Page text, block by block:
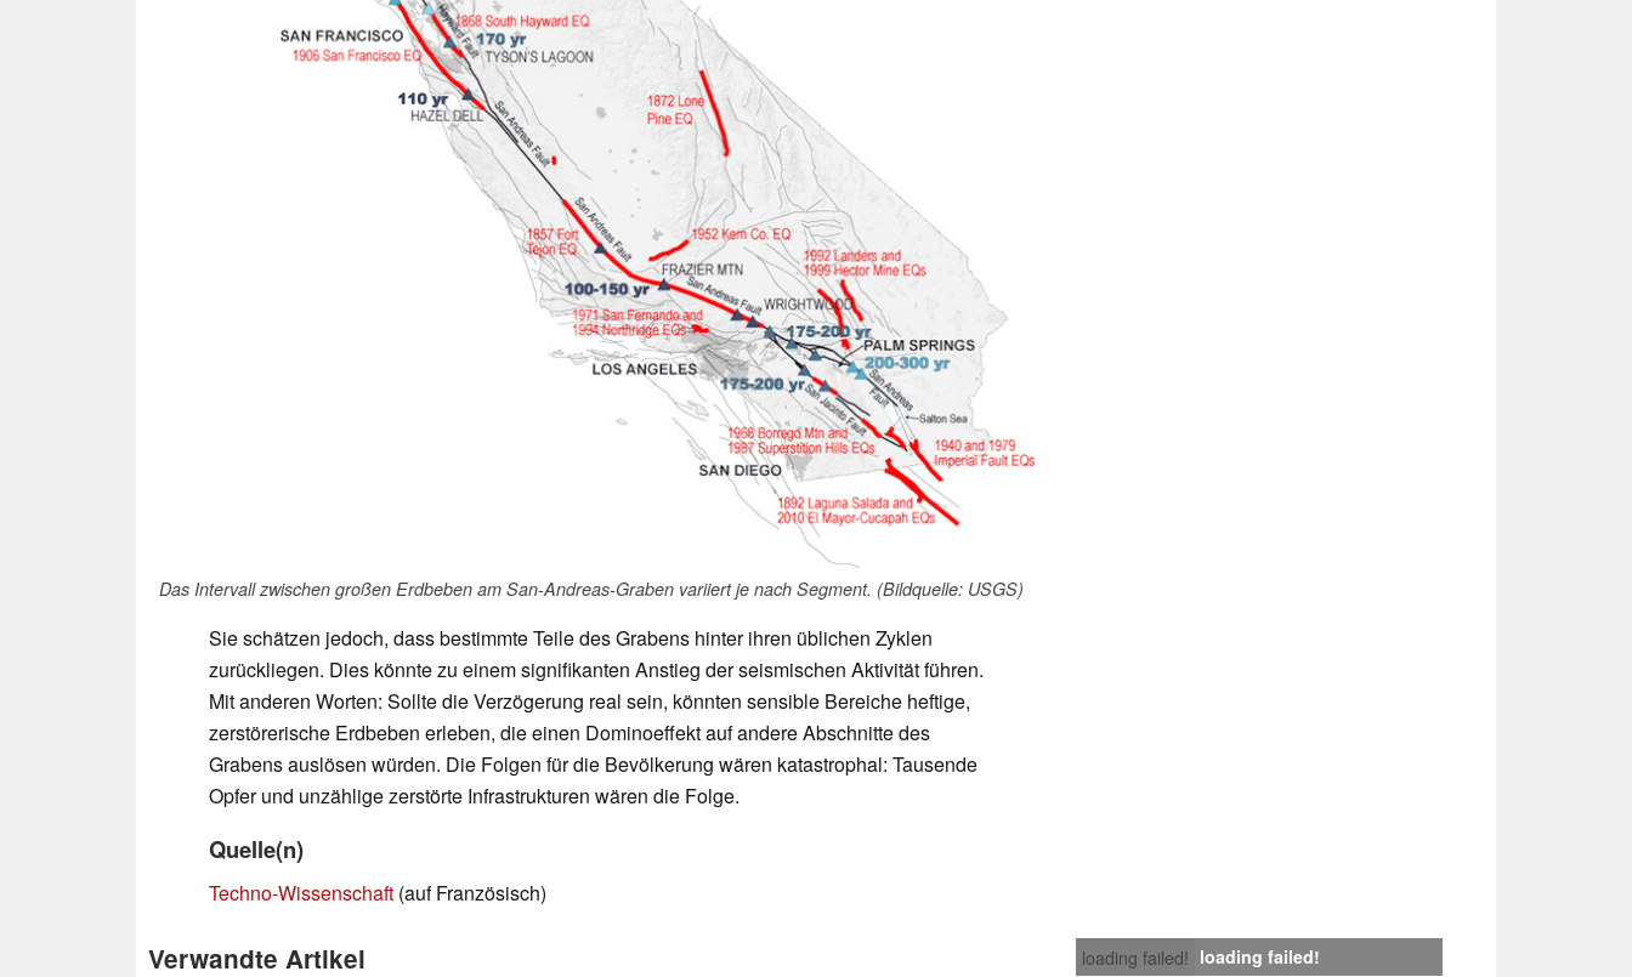
Das Intervall zwischen großen Erdbeben am San-Andreas-Graben variiert je nach Segment. (Bildquelle: USGS)
Sie schätzen jedoch, dass bestimmte Teile des Grabens hinter ihren üblichen Zyklen
zurückliegen. Dies könnte zu einem signifikanten Anstieg der seismischen Aktivität führen.
Mit anderen Worten: Sollte die Verzögerung real sein, könnten sensible Bereiche heftige,
zerstörerische Erdbeben erleben, die einen Dominoeffekt auf andere Abschnitte des
Grabens auslösen würden. Die Folgen für die Bevölkerung wären katastrophal: Tausende
Opfer und unzählige zerstörte Infrastrukturen wären die Folge.
Quelle(n)
Techno-Wissenschaft (auf Französisch)
loading failed! loading failed!
Verwandte Artikel